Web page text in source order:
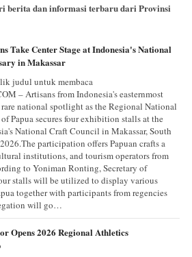
berita dan informasi terbaru dari Provinsi
Take Center Stage at Indonesia's National
in Makassar
judul untuk membaca
– Artisans from Indonesia's easternmost
national spotlight as the Regional National
Papua secures four exhibition stalls at the
National Craft Council in Makassar, South
participation offers Papuan crafts a
institutions, and tourism operators from
to Yoniman Ronting, Secretary of
stalls will be utilized to display various
together with participants from regencies
will go…
Opens 2026 Regional Athletics